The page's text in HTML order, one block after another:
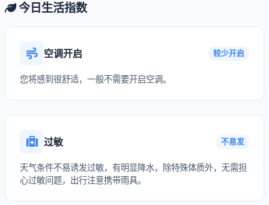
今日生活指数
空调开启 较少开启
您将感到很舒适，一般不需要开启空调。
过敏 不易发
天气条件不易诱发过敏，有明显降水，除特殊体质外，无需担
心过敏问题，出行注意携带雨具。